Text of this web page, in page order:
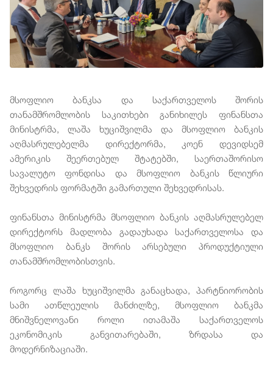
მსოფლიო ბანკსა და საქართველოს შორის
თანამშრომლობის საკითხები განიხილეს ფინანსთა
მინისტრმა, ლაშა ხუციშვილმა და მსოფლიო ბანკის
აღმასრულებელმა დირექტორმა, კოენ დევიდსემ
ამერიკის შეერთებულ შტატებში, საერთაშორისო
სავალუტო ფონდისა და მსოფლიო ბანკის წლიური
შეხვედრის ფორმატში გამართული შეხვედრისას.
ფინანსთა მინისტრმა მსოფლიო ბანკის აღმასრულებელ
დირექტორს მადლობა გადაუხადა საქართველოსა და
მსოფლიო ბანკს შორის არსებული პროდუქტიული
თანამშრომლობისთვის.
როგორც ლაშა ხუციშვილმა განაცხადა, პარტნიორობის
სამი ათწლეულის მანძილზე, მსოფლიო ბანკმა
მნიშვნელოვანი როლი ითამაშა საქართველოს
ეკონომიკის განვითარებაში, ზრდასა და
მოდერნიზაციაში.